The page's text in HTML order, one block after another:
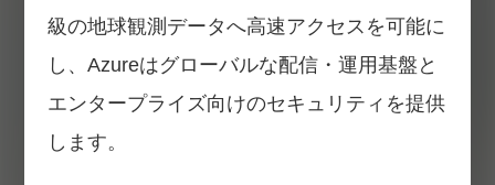
級の地球観測データへ高速アクセスを可能に
し、Azureはグローバルな配信・運用基盤と
エンタープライズ向けのセキュリティを提供
します。